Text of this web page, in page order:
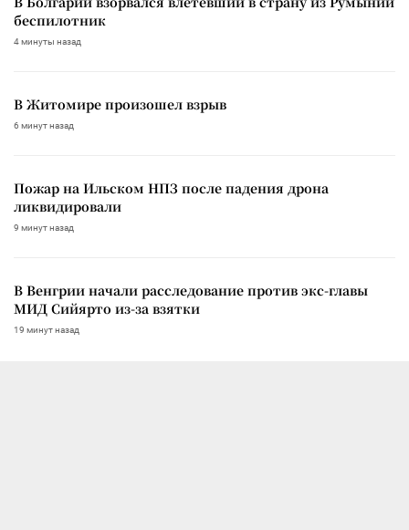
беспилотник
4 минуты назад
В Житомире произошел взрыв
6 минут назад
Пожар на Ильском НПЗ после падения дрона
ликвидировали
9 минут назад
В Венгрии начали расследование против экс-главы
МИД Сийярто из-за взятки
19 минут назад